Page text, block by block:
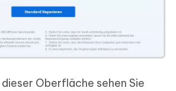
Oberfläche sehen Sie